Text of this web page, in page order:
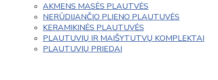
AKMENS MASĖS PLAUTVĖS
NERŪDIJANČIO PLIENO PLAUTUVĖS
KERAMIKINĖS PLAUTUVĖS
PLAUTUVIŲ IR MAIŠYTUTVŲ KOMPLEKTAI
PLAUTUVIŲ PRIEDAI